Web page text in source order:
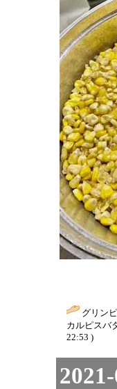
グリン
カルピスバ
22:53 )